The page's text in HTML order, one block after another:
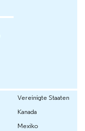
Vereinigte Staaten
Kanada
Mexiko